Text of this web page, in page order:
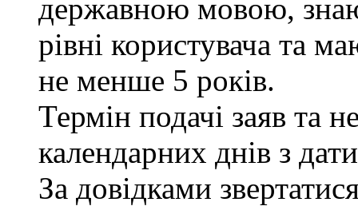
державною мовою,
рівні користувача та
не менше 5 років.
Термін подачі заяв та
календарних днів з
За довідками